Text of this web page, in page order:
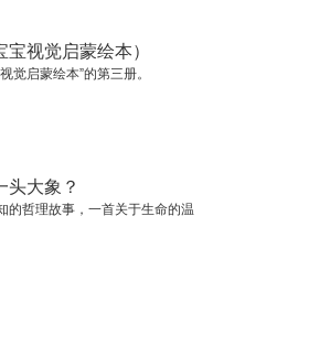
视觉启蒙绘本）
觉启蒙绘本”的第三册。
头大象？
的哲理故事，一首关于生命的温